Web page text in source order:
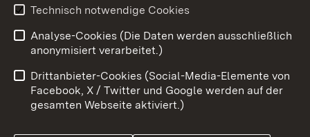
Youtube
Benutzungshinweise
Barrierefreiheit
Datenschutz
Cookies
Technisch notwendige Cookies
Analyse-Cookies (Die Daten werden ausschließlich
anonymisiert verarbeitet.)
Drittanbieter-Cookies (Social-Media-Elemente von
Facebook, X / Twitter und Google werden auf der
gesamten Webseite aktiviert.)